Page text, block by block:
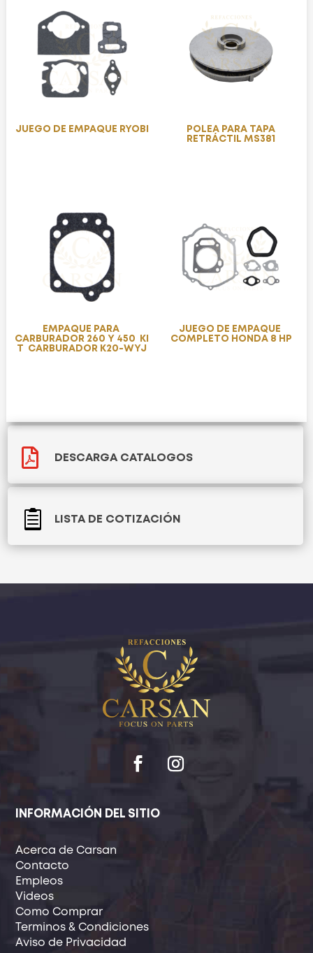
JUEGO DE EMPAQUE RYOBI
POLEA PARA TAPA
RETRÁCTIL MS381
EMPAQUE PARA
CARBURADOR 260 Y 450 KI
T CARBURADOR K20-WYJ
JUEGO DE EMPAQUE
COMPLETO HONDA 8 HP
 DESCARGA CATALOGOS
 LISTA DE COTIZACIÓN
INFORMACIÓN DEL SITIO
Acerca de Carsan
Contacto
Empleos
Videos
Como Comprar
Terminos & Condiciones
Aviso de Privacidad